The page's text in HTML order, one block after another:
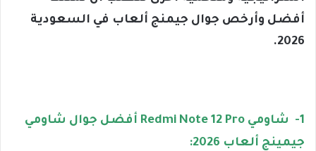
أفضل وأرخص جوال جيمنج ألعاب في السعودية
2026.
1- شاومي Redmi Note 12 Pro أفضل جوال شاومي
جيمينج ألعاب 2026: